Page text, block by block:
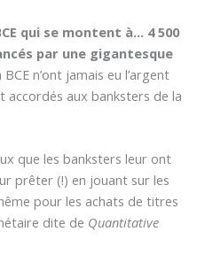
qui se montent à… 4 500
par une gigantesque
n’ont jamais eu l’argent
accordés aux banksters de la
que les banksters leur ont
prêter (!) en jouant sur les
pour les achats de titres
dite de Quantitative